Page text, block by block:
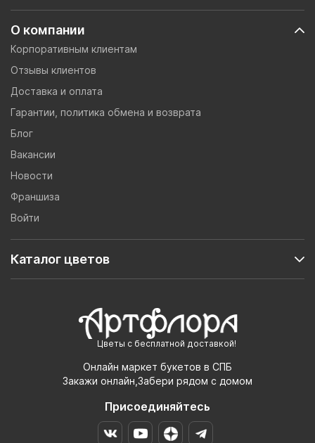
Цветы с бесплатной доставкой!
Онлайн маркет букетов в СПБ
Закажи онлайн,Забери рядом с домом
Присоединяйтесь
О компании
Корпоративным клиентам
Отзывы клиентов
Доставка и оплата
Гарантии, политика обмена и возврата
Блог
Вакансии
Новости
Франшиза
Войти
Каталог цветов